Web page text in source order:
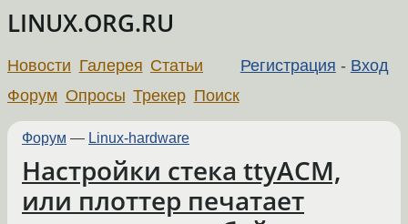
LINUX.ORG.RU
Регистрация - Вход
Новости Галерея Статьи
Форум Опросы Трекер Поиск
Форум — Linux-hardware
Настройки стека ttyACM,
или плоттер печатает